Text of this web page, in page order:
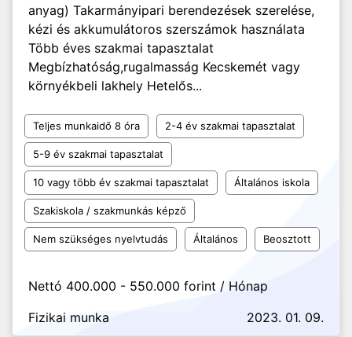
anyag) Takarmányipari berendezések szerelése,
kézi és akkumulátoros szerszámok használata
Több éves szakmai tapasztalat
Megbízhatóság,rugalmasság Kecskemét vagy
környékbeli lakhely Hetelős...
Teljes munkaidő 8 óra 2-4 év szakmai tapasztalat
5-9 év szakmai tapasztalat
10 vagy több év szakmai tapasztalat Általános iskola
Szakiskola / szakmunkás képző
Nem szükséges nyelvtudás Általános Beosztott
Nettó 400.000 - 550.000 forint / Hónap
Fizikai munka
2023. 01. 09.